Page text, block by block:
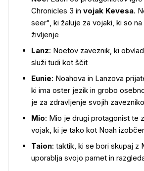
Chronicles 3 in vojak Kevesa.
seer", ki žaluje za vojaki, ki so
življenje
Lanz: Noetov zaveznik, ki
služi tudi kot ščit
Eunie: Noahova in Lanzova
ki ima oster jezik in grobo
je za zdravljenje svojih
Mio: Mio je drugi protagonist te
vojak, ki je tako kot Noah
Taion: taktik, ki se bori skupaj z
uporablja svojo pamet in